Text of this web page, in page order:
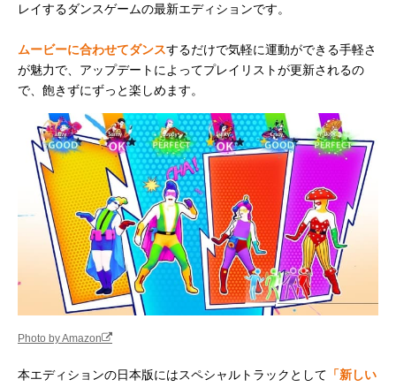
レイするダンスゲームの最新エディションです。
ムービーに合わせてダンスするだけで気軽に運動ができる手軽さ
が魅力で、アップデートによってプレイリストが更新されるの
で、飽きずにずっと楽しめます。
Photo by Amazon
本エディションの日本版にはスペシャルトラックとして 「新しい